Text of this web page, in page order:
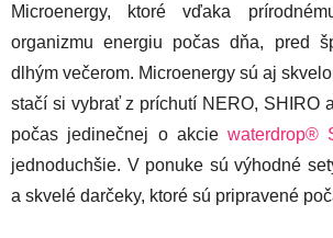
Microenergy, ktoré vďaka
organizmu energiu počas dňa, pred
dlhým večerom. Microenergy sú aj
stačí si vybrať z príchutí NERO, SHIRO
počas jedinečnej o akcie waterdrop®
jednoduchšie. V ponuke sú výhodné
a skvelé darčeky, ktoré sú pripravené